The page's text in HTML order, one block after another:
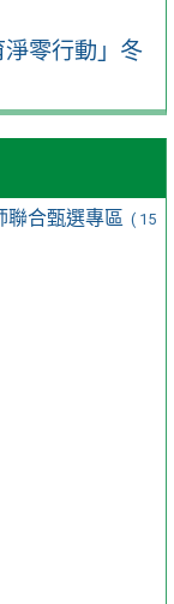
零行動」冬
聯合甄選專區 ( 15